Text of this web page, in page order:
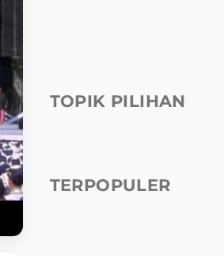
TOPIK PILIHAN
TERPOPULER